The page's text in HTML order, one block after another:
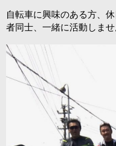
自転車に興味のある方、
者同士、一緒に活動しませ